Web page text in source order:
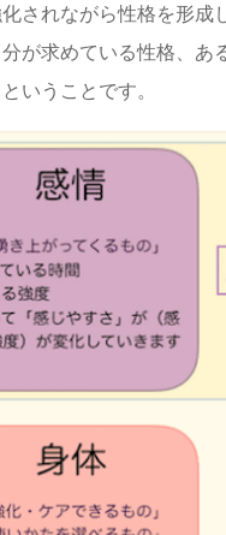
されながら性格を形成
が求めている性格、あ
いうことです。